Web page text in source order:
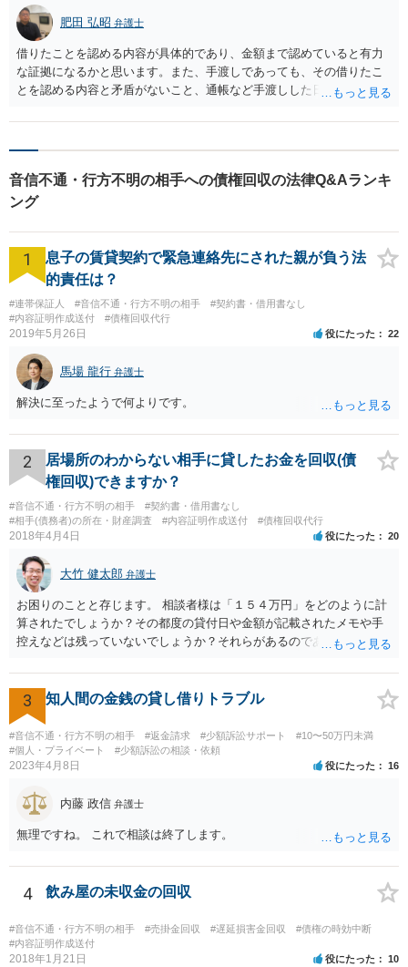
肥田 弘昭 弁護士
借りたことを認める内容が具体的であり、金額まで認めていると有力
な証拠になるかと思います。また、手渡しであっても、その借りたこ
とを認める内容と矛盾がないこと、通帳など手渡しした日に同額の金
で、貸金返還請求を裁判所に提訴して勝訴判決を得て判決が確定した
音信不通・行方不明の相手への債権回収の法律Q&Aランキ
ング
1
息子の賃貸契約で緊急連絡先にされた親が負う法
的責任は？
#連帯保証人 #音信不通・行方不明の相手
#契約書・借用書なし
#内容証明作成送付
#債権回収代行
2019年5月26日 役にたった 22
馬場 龍行 弁護士
解決に至ったようで何よりです。
2
居場所のわからない相手に貸したお金を回収(債
権回収)できますか？
#音信不通・行方不明の相手
#契約書・借用書なし
#相手(債務者)の所在・財産調査
#内容証明作成送付 #債権回収代行
2018年4月4日 役にたった 20
大竹 健太郎 弁護士
お困りのことと存じます。 相談者様は「１５４万円」をどのように計
算されたでしょうか？その都度の貸付日や金額が記載されたメモや手
控えなどは残っていないでしょうか？それらがあるのであればメール
です。 彼の住所については住民票上の住所であれば調査することは可
能です。 弁護士に依頼した際の費用にいては現在弁護士費用が自由化
されており法律事務所によって異なりますので、あくまで目安となり
ますが、交渉を依頼すると①着手金が請求額×8％or10万円の高い方、
②成功報酬が16％、③実費というところでしょうか。法律事務所によ
っては別途日当を請求するところもあると思います。 勝訴の見込みや
お伺いできればお伝えさせていただきますので、宜しければ、個別に
3 知人間の金銭の貸し借りトラブル
#音信不通・行方不明の相手 #返金請求 #少額訴訟サポート
#10〜50万円未満
#個人・プライベート
#少額訴訟の相談・依頼
2023年4月8日 役にたった 16
内藤 政信 弁護士
無理ですね。 これで相談は終了します。
4 飲み屋の未収金の回収
#音信不通・行方不明の相手 #売掛金回収 #遅延損害金回収
#債権の時効中断
#内容証明作成送付
2018年1月21日 役にたった 10